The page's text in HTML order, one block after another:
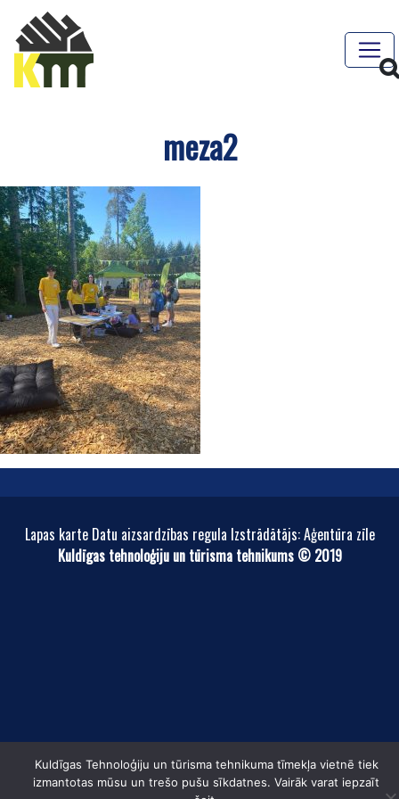
meza2
Lapas karte Datu aizsardzības regula Izstrādātājs: Aģentūra zīle
Kuldīgas tehnoloģiju un tūrisma tehnikums © 2019
Kuldīgas Tehnoloģiju un tūrisma tehnikuma tīmekļa vietnē tiek
izmantotas mūsu un trešo pušu sīkdatnes. Vairāk varat iepzaīt